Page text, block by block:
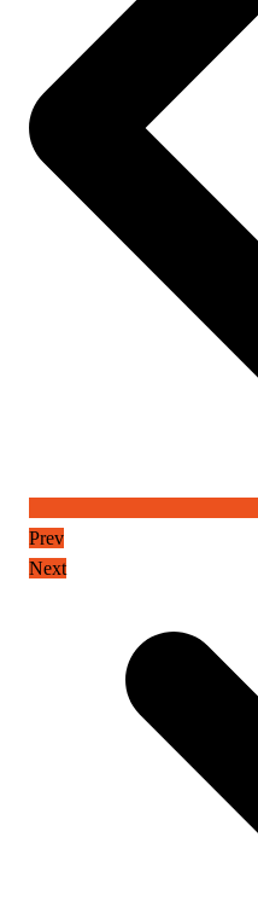
Prev
Next